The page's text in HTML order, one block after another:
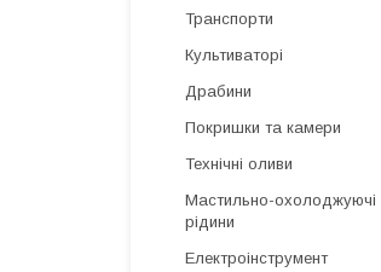
Транспорти
Культиваторі
Драбини
Покришки та камери
Технічні оливи
Мастильно-охолоджуючі
рідини
Електроінструмент